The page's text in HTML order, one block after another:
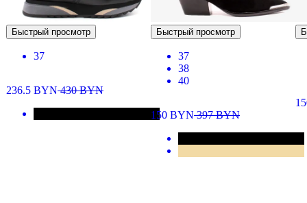
Быстрый просмотр
37
236.5 BYN430BYN
Быстрый просмотр
37
38
40
150 BYN397BYN